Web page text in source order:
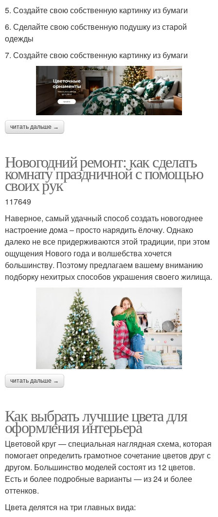
5. Создайте свою собственную картинку из бумаги
6. Сделайте свою собственную подушку из старой
одежды
7. Создайте свою собственную картинку из бумаги
читать дальше →
Новогодний ремонт: как сделать
комнату праздничной с помощью
своих рук
117649
Наверное, самый удачный способ создать новогоднее
настроение дома – просто нарядить ёлочку. Однако
далеко не все придерживаются этой традиции, при этом
ощущения Нового года и волшебства хочется
большинству. Поэтому предлагаем вашему вниманию
подборку нехитрых способов украшения своего жилища.
читать дальше →
Как выбрать лучшие цвета для
оформления интерьера
Цветовой круг — специальная наглядная схема, которая
помогает определить грамотное сочетание цветов друг с
другом. Большинство моделей состоят из 12 цветов.
Есть и более подробные варианты — из 24 и более
оттенков.
Цвета делятся на три главных вида: